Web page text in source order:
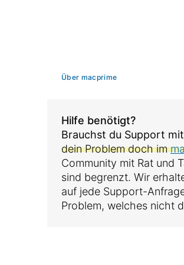
Über macprime
Hilfe benötigt?
Brauchst du Support
dein Problem doch im
Community mit Rat und
sind begrenzt. Wir
auf jede Support-
Problem, welches nicht